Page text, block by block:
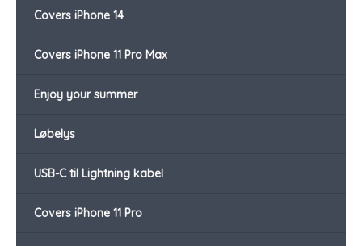
Covers iPhone 14
Covers iPhone 11 Pro Max
Enjoy your summer
Løbelys
USB-C til Lightning kabel
Covers iPhone 11 Pro